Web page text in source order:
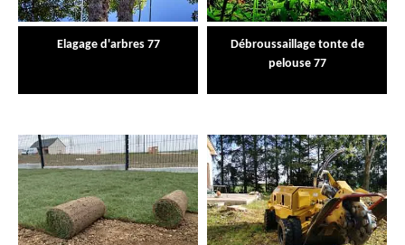
Elagage d'arbres 77
Débroussaillage tonte de
pelouse 77